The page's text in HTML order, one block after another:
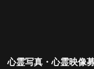
シ
心霊写真・心霊映像